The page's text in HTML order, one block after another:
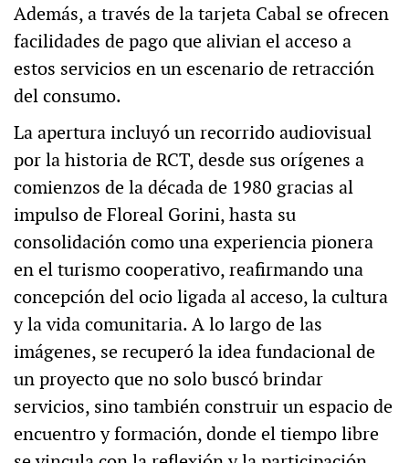
Además, a través de la tarjeta Cabal se ofrecen
facilidades de pago que alivian el acceso a
estos servicios en un escenario de retracción
del consumo.
La apertura incluyó un recorrido audiovisual
por la historia de RCT, desde sus orígenes a
comienzos de la década de 1980 gracias al
impulso de Floreal Gorini, hasta su
consolidación como una experiencia pionera
en el turismo cooperativo, reafirmando una
concepción del ocio ligada al acceso, la cultura
y la vida comunitaria. A lo largo de las
imágenes, se recuperó la idea fundacional de
un proyecto que no solo buscó brindar
servicios, sino también construir un espacio de
encuentro y formación, donde el tiempo libre